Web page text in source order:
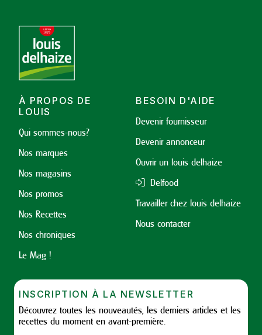
À PROPOS DE
LOUIS
Qui sommes-nous?
Nos marques
Nos magasins
Nos promos
Nos Recettes
Nos chroniques
Le Mag !
BESOIN D'AIDE
Devenir fournisseur
Devenir annonceur
Ouvrir un louis delhaize
Delfood
Travailler chez louis delhaize
Nous contacter
INSCRIPTION À LA NEWSLETTER
Découvrez toutes les nouveautés, les derniers articles et les
recettes du moment en avant-première.